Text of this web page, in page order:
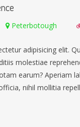
Peterbotough
adipisicing elit.
molestiae
earum? Aperiam
nihil mollitia